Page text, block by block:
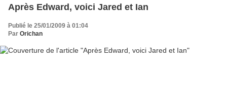
Après Edward, voici Jared et Ian
Publié le 25/01/2009 à 01:04
Par Orichan